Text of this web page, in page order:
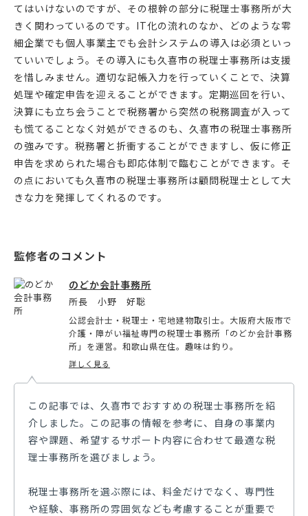
てはいけないのですが、その根幹の部分に税理士事務所が大
きく関わっているのです。IT化の流れのなか、どのような零
細企業でも個人事業主でも会計システムの導入は必須といっ
ていいでしょう。その導入にも久喜市の税理士事務所は支援
を惜しみません。適切な記帳入力を行っていくことで、決算
処理や確定申告を迎えることができます。定期巡回を行い、
決算にも立ち会うことで税務署から突然の税務調査が入って
も慌てることなく対処ができるのも、久喜市の税理士事務所
の強みです。税務署と折衝することができますし、仮に修正
申告を求められた場合も即応体制で臨むことができます。そ
の点においても久喜市の税理士事務所は顧問税理士として大
きな力を発揮してくれるのです。
のどか会計事務所
所長 小野 好聡
公認会計士・税理士・宅地建物取引士。大阪府大阪市で
介護・障がい福祉専門の税理士事務所「のどか会計事務
所」を運営。和歌山県在住。趣味は釣り。
詳しく見る
この記事では、久喜市でおすすめの税理士事務所を紹
介しました。この記事の情報を参考に、自身の事業内
容や課題、希望するサポート内容に合わせて最適な税
理士事務所を選びましょう。
税理士事務所を選ぶ際には、料金だけでなく、専門性
や経験、事務所の雰囲気なども考慮することが重要で